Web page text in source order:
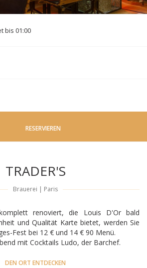
bis 01:00
RESERVIEREN
TRADER'S
Brauerei | Paris
renoviert, die Louis D'Or bald
und Qualität Karte bietet, werden Sie
Fest bei 12 € und 14 € 90 Menü.
mit Cocktails Ludo, der Barchef.
DEN ORT ENTDECKEN